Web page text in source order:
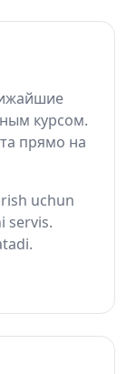
курсом.
прямо на
uchun
servis.